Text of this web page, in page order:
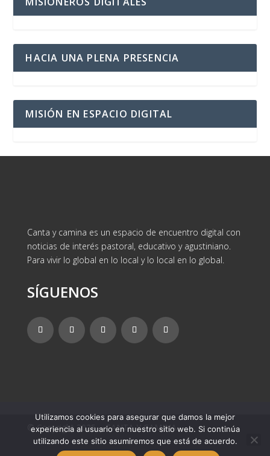
HACIA UNA PLENA PRESENCIA
MISIÓN EN ESPACIO DIGITAL
Canta y camina es un espacio de encuentro digital con
noticias de interés pastoral, educativo y agustiniano.
Para vivir lo global en lo local y lo local en lo global.
SÍGUENOS
© Copyright 2025 – CANTA Y CAMINA
Utilizamos cookies para asegurar que damos la mejor
experiencia al usuario en nuestro sitio web. Si continúa
utilizando este sitio asumiremos que está de acuerdo.